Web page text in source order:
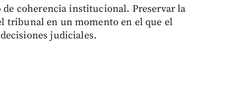
coherencia institucional. Preservar la
tribunal en un momento en el que el
judiciales.